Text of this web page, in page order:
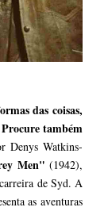
das coisas,
também
Denys Watkins-
Men" (1942),
de Syd. A
as aventuras